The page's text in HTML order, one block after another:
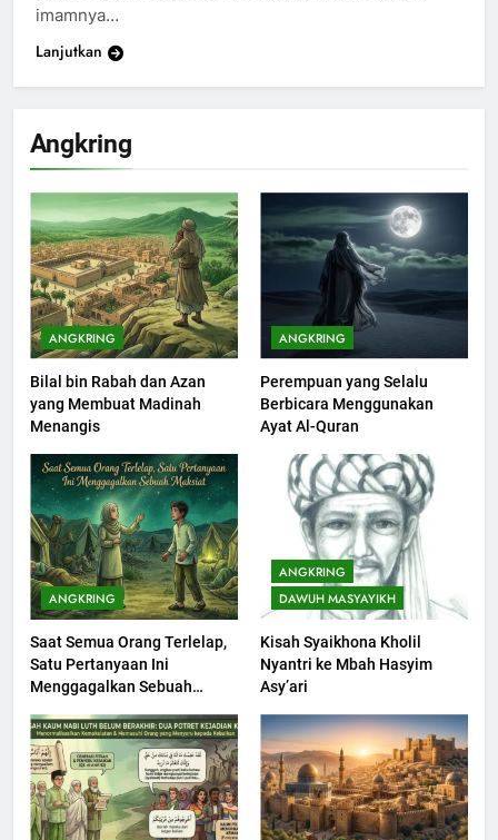
Angkring
ANGKRING
Bilal bin Rabah dan Azan
yang Membuat Madinah
Menangis
ANGKRING
Perempuan yang Selalu
Berbicara Menggunakan
Ayat Al-Quran
ANGKRING
Saat Semua Orang Terlelap,
Satu Pertanyaan Ini
Menggagalkan Sebuah
ANGKRING
DAWUH MASYAYIKH
Kisah Syaikhona Kholil
Nyantri ke Mbah Hasyim
Asy’ari
200
Khutbah Idul Fitri di Rumah
KHUTBAH
201
Khutbah jumat: Sejarah
Seebagai Pembangkit Jiwa
KHUTBAH
202
Khutbah Jumat : Supaya Amal
Bisa Diterima
KHUTBAH
Muharram Bulan Bersejarah
KHUTBAH
1
imamnya…
Lanjutkan